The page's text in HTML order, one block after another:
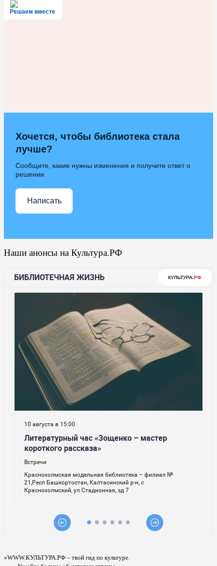
Решаем вместе
Хочется, чтобы библиотека стала
лучше?
Сообщите, какие нужны изменения и получите ответ о
решении
Написать
Наши анонсы на Культура.РФ
«WWW.КУЛЬТУРА.РФ – твой гид по культуре.